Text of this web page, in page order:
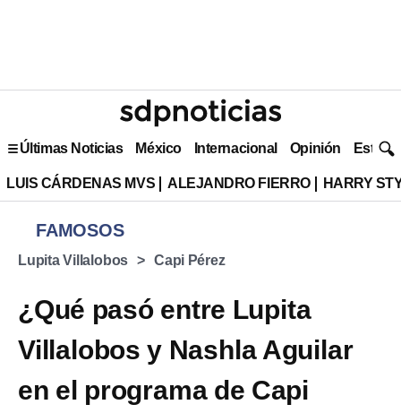
Últimas Noticias México Internacional Opinión Estilo
LUIS CÁRDENAS MVS ALEJANDRO FIERRO HARRY
FAMOSOS
Lupita Villalobos Capi Pérez
¿Qué pasó entre Lupita
Villalobos y Nashla Aguilar
en el programa de Capi